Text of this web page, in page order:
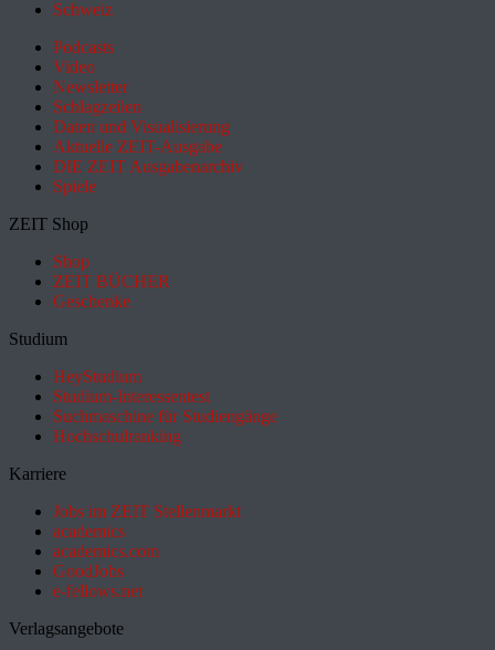
Schweiz
Podcasts
Video
Newsletter
Schlagzeilen
Daten und Visualisierung
Aktuelle ZEIT-Ausgabe
DIE ZEIT Ausgabenarchiv
Spiele
ZEIT Shop
Shop
ZEIT BÜCHER
Geschenke
Studium
HeyStudium
Studium-Interessentest
Suchmaschine für Studiengänge
Hochschulranking
Karriere
Jobs im ZEIT Stellenmarkt
academics
academics.com
GoodJobs
e-fellows.net
Verlagsangebote